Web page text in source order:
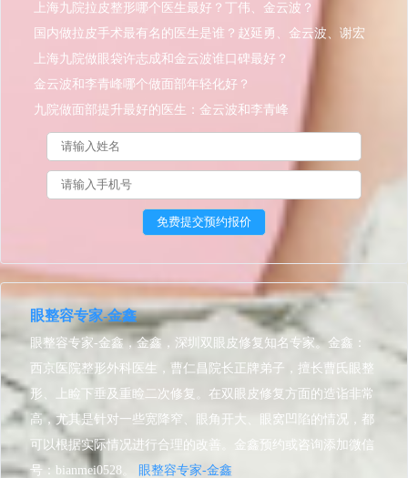
上海九院拉皮整形哪个医生最好？丁伟、金云波？
国内做拉皮手术最有名的医生是谁？赵延勇、金云波、谢宏
彬、穆宝安、祝东升？
上海九院做眼袋许志成和金云波谁口碑最好？
金云波和李青峰哪个做面部年轻化好？
九院做面部提升最好的医生：金云波和李青峰
眼整容专家-金鑫
眼整容专家-金鑫，金鑫，深圳双眼皮修复知名专家。金鑫：
西京医院整形外科医生，曹仁昌院长正牌弟子，擅长曹氏眼整
形、上睑下垂及重睑二次修复。在双眼皮修复方面的造诣非常
高，尤其是针对一些宽降窄、眼角开大、眼窝凹陷的情况，都
可以根据实际情况进行合理的改善。金鑫预约或咨询添加微信
号：bianmei0528。
眼整容专家-金鑫